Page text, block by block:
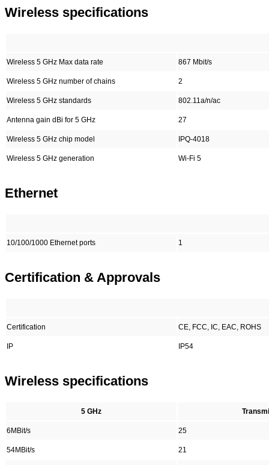
Wireless specifications
Wireless 5 GHz Max data rate 867 Mbit/s
Wireless 5 GHz number of chains 2
Wireless 5 GHz standards 802.11a/n/ac
Antenna gain dBi for 5 GHz 27
Wireless 5 GHz chip model IPQ-4018
Wireless 5 GHz generation Wi-Fi 5
Ethernet
10/100/1000 Ethernet ports 1
Certification & Approvals
Certification CE, FCC, IC, EAC, ROHS
IP IP54
Wireless specifications
5 GHz
6MBit/s 25
54MBit/s 21